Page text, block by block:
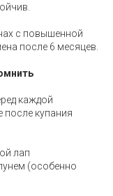
с повышенной
после 6 месяцев.
каждой
после купания
лап
(особенно